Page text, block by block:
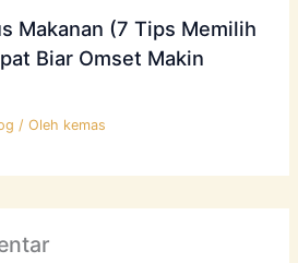
Makanan (7 Tips Memilih
Biar Omset Makin
/ Oleh kemas